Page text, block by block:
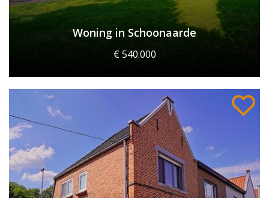
Woning in Schoonaarde
€ 540.000